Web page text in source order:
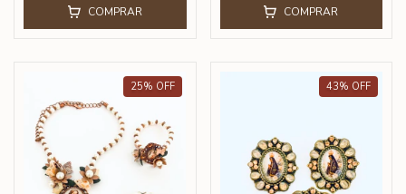
COMPRAR COMPRAR
25% OFF 43% OFF